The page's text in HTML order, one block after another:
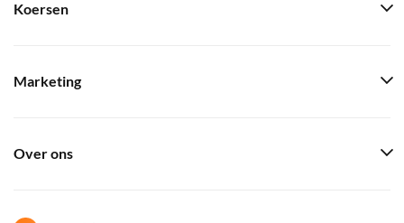
Koersen
Marketing
Over ons